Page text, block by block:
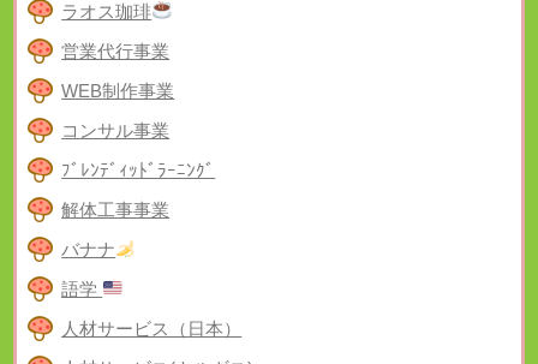
ラオス珈琲
営業代行事業
WEB制作事業
コンサル事業
ﾌﾞﾚﾝﾃﾞｨｯﾄﾞﾗｰﾆﾝｸﾞ
解体工事事業
バナナ
語学
人材サービス（日本）